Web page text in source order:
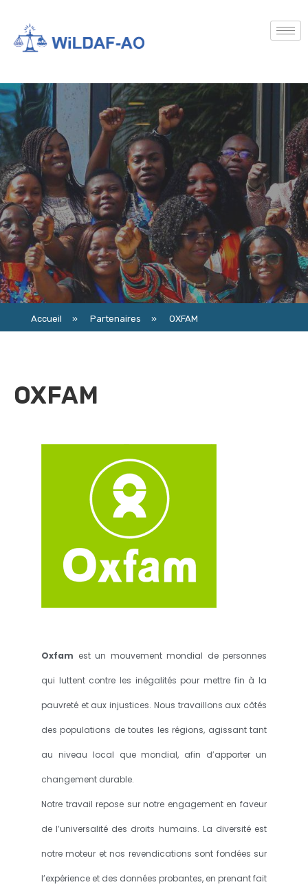
Accueil » Partenaires » OXFAM
OXFAM
Oxfam est un mouvement mondial de personnes
qui luttent contre les inégalités pour mettre fin à la
pauvreté et aux injustices. Nous travaillons aux côtés
des populations de toutes les régions, agissant tant
au niveau local que mondial, afin d’apporter un
changement durable.
Notre travail repose sur notre engagement en faveur
de l’universalité des droits humains. La diversité est
notre moteur et nos revendications sont fondées sur
l’expérience et des données probantes, en prenant fait